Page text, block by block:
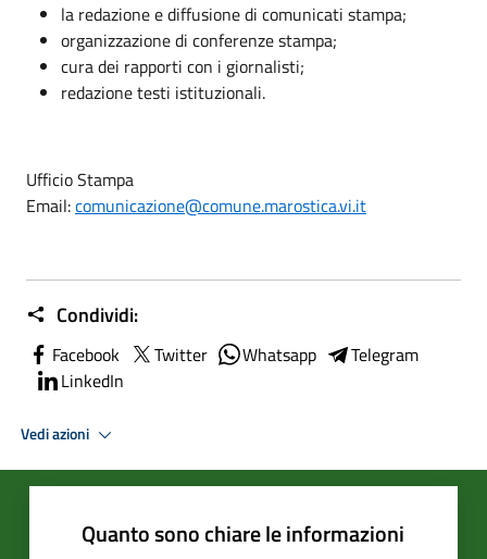
la redazione e diffusione di comunicati stampa;
organizzazione di conferenze stampa;
cura dei rapporti con i giornalisti;
redazione testi istituzionali.
Ufficio Stampa
Email:comunicazione@comune.marostica.vi.it
Condividi:
Facebook Twitter Whatsapp
Telegram
LinkedIn
Vedi azioni
Quanto sono chiare le informazioni